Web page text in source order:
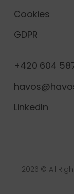
Cookies
GDPR
+420 604
LinkedIn
2026 © All